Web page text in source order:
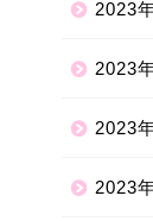
2023
2023
2023
2023